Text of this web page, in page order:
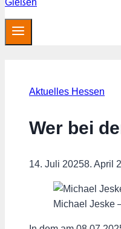
Aktuelles Hessen
Wer bei
14. Juli 20258. April
Michael Jeske